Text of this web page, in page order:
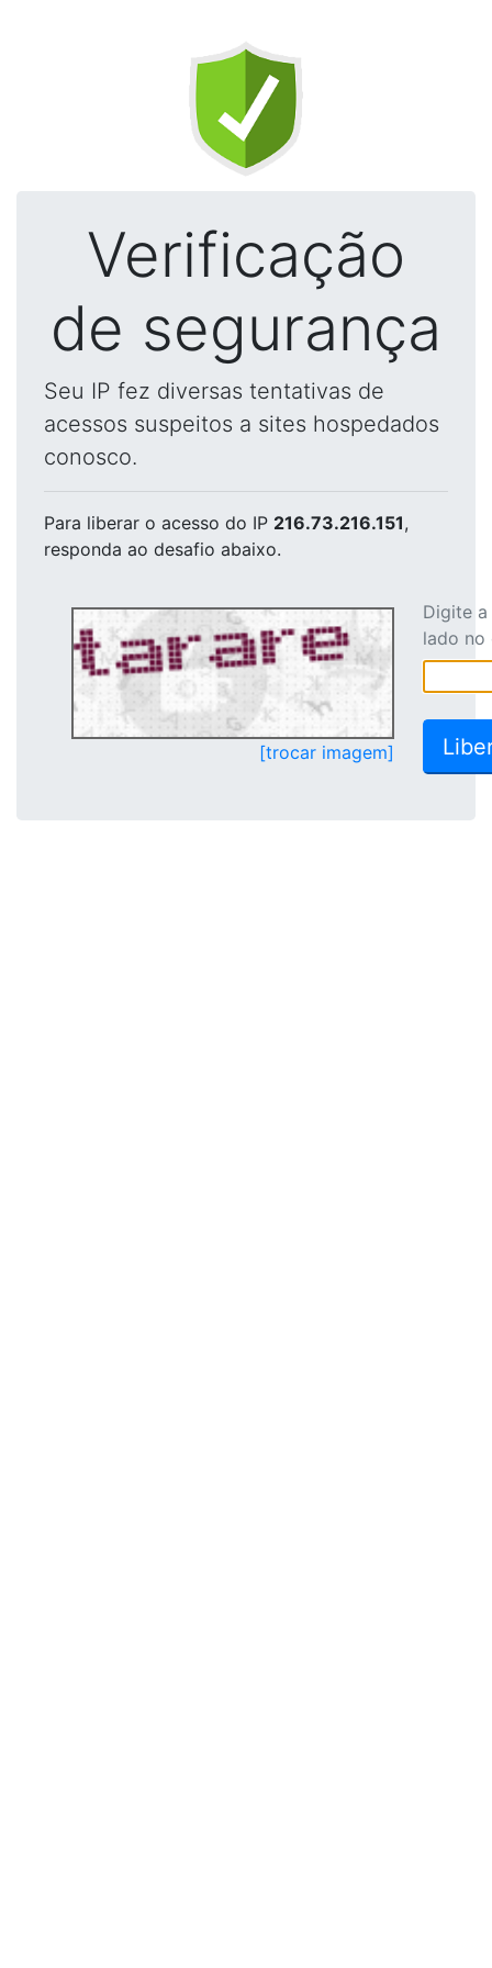
Verificação
de segurança
Seu IP fez diversas tentativas de
acessos suspeitos a sites hospedados
conosco.
Para liberar o acesso do IP 216.73.216.151,
responda ao desafio abaixo.
[trocar imagem]
Digite
lado no